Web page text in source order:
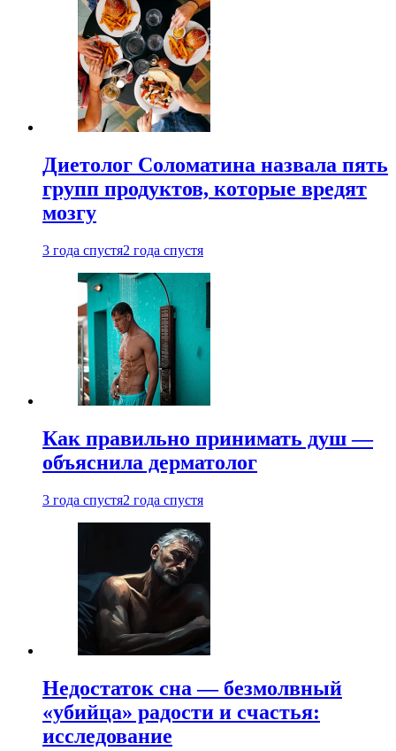
Диетолог Соломатина назвала пять
групп продуктов, которые вредят
мозгу
3 года спустя2 года спустя
Как правильно принимать душ —
объяснила дерматолог
3 года спустя2 года спустя
Недостаток сна — безмолвный
«убийца» радости и счастья:
исследование